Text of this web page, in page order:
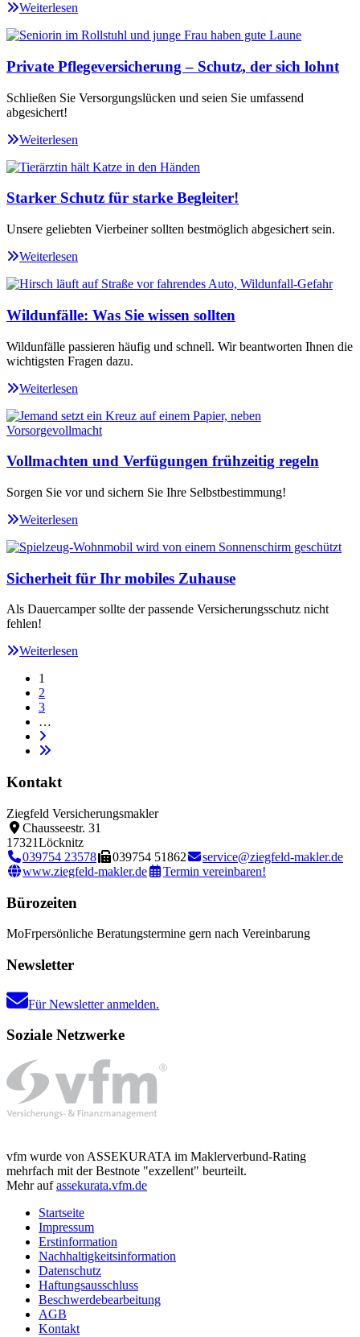
Weiterlesen
Private Pflegeversicherung – Schutz, der sich lohnt
Schließen Sie Versorgungslücken und seien Sie umfassend
abgesichert!
Weiterlesen
Starker Schutz für starke Begleiter!
Unsere geliebten Vierbeiner sollten bestmöglich abgesichert sein.
Weiterlesen
Wildunfälle: Was Sie wissen sollten
Wildunfälle passieren häufig und schnell. Wir beantworten Ihnen die
wichtigsten Fragen dazu.
Weiterlesen
Vollmachten und Verfügungen frühzeitig regeln
Sorgen Sie vor und sichern Sie Ihre Selbstbestimmung!
Weiterlesen
Sicherheit für Ihr mobiles Zuhause
Als Dauercamper sollte der passende Versicherungsschutz nicht
fehlen!
Weiterlesen
1
2
3
…
Kontakt
Ziegfeld Versicherungsmakler
Chausseestr. 31
17321Löcknitz
039754 23578
039754 51862
service@ziegfeld-makler.de
www.ziegfeld-makler.de
Termin vereinbaren!
Bürozeiten
MoFrpersönliche Beratungstermine gern nach Vereinbarung
Newsletter
Für Newsletter anmelden.
Soziale Netzwerke
vfm wurde von ASSEKURATA im Maklerverbund-Rating
mehrfach mit der Bestnote "exzellent" beurteilt.
Mehr aufassekurata.vfm.de
Startseite
Impressum
Erstinformation
Nachhaltigkeitsinformation
Datenschutz
Haftungsausschluss
Beschwerdebearbeitung
AGB
Kontakt